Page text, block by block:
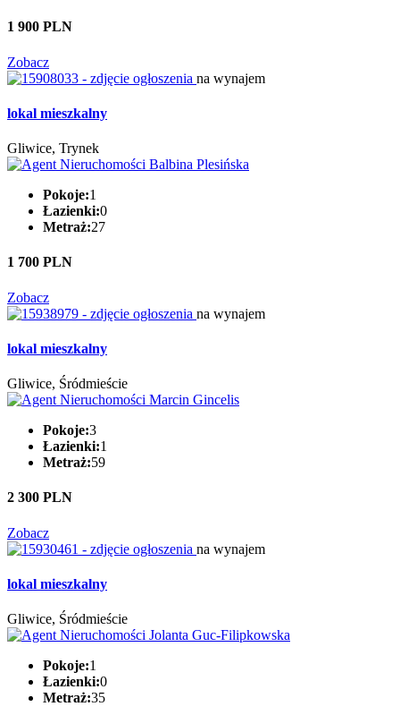
1 900 PLN
Zobacz
na wynajem
lokal mieszkalny
Gliwice, Trynek
Pokoje:1
Łazienki:0
Metraż:27
1 700 PLN
Zobacz
na wynajem
lokal mieszkalny
Gliwice, Śródmieście
Pokoje:3
Łazienki:1
Metraż:59
2 300 PLN
Zobacz
na wynajem
lokal mieszkalny
Gliwice, Śródmieście
Pokoje:1
Łazienki:0
Metraż:35